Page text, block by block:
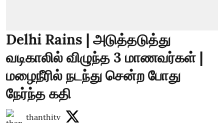
Delhi Rains | அடுத்தடுத்து
வடிகாலில் விழுந்த 3 மாணவர்கள் |
மழைநீரில் நடந்து சென்ற போது
நேர்ந்த கதி
thanthitv